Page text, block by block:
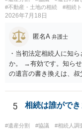
#不動産・土地の相続
#相続
2026年7月18日
匿名A 弁護士
・当初法定相続人に知
か。 →有効です。知ら
の遺言の書き換えは、
ますか。 →本人が自由
です。客観的な基準も
することはできますか
ないということでしょう
5 相続は誰がで
#遺産分割 #協議 #相続人調